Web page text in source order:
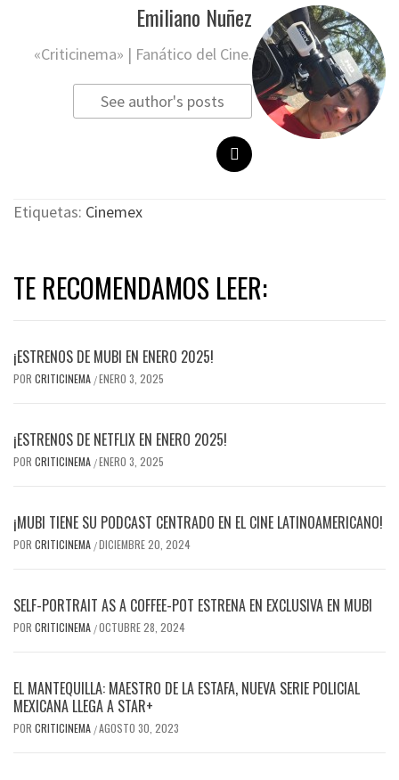
Emiliano Nuñez
«Criticinema» | Fanático del Cine.
See author's posts
Etiquetas: Cinemex
TE RECOMENDAMOS LEER:
¡ESTRENOS DE MUBI EN ENERO 2025!
POR CRITICINEMA /ENERO 3, 2025
¡ESTRENOS DE NETFLIX EN ENERO 2025!
POR CRITICINEMA /ENERO 3, 2025
¡MUBI TIENE SU PODCAST CENTRADO EN EL CINE LATINOAMERICANO!
POR CRITICINEMA /DICIEMBRE 20, 2024
SELF-PORTRAIT AS A COFFEE-POT ESTRENA EN EXCLUSIVA EN MUBI
POR CRITICINEMA /OCTUBRE 28, 2024
EL MANTEQUILLA: MAESTRO DE LA ESTAFA, NUEVA SERIE POLICIAL
MEXICANA LLEGA A STAR+
POR CRITICINEMA /AGOSTO 30, 2023